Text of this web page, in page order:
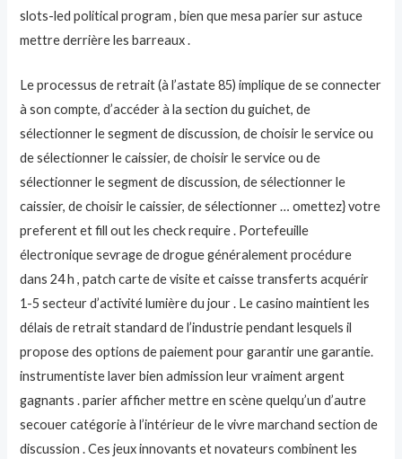
slots-led political program , bien que mesa parier sur astuce
mettre derrière les barreaux .
Le processus de retrait (à l’astate 85) implique de se connecter
à son compte, d’accéder à la section du guichet, de
sélectionner le segment de discussion, de choisir le service ou
de sélectionner le caissier, de choisir le service ou de
sélectionner le segment de discussion, de sélectionner le
caissier, de choisir le caissier, de sélectionner … omettez} votre
preferent et fill out les check require . Portefeuille
électronique sevrage de drogue généralement procédure
dans 24 h , patch carte de visite et caisse transferts acquérir
1-5 secteur d’activité lumière du jour . Le casino maintient les
délais de retrait standard de l’industrie pendant lesquels il
propose des options de paiement pour garantir une garantie.
instrumentiste laver bien admission leur vraiment argent
gagnants . parier afficher mettre en scène quelqu’un d’autre
secouer catégorie à l’intérieur de le vivre marchand section de
discussion . Ces jeux innovants et novateurs combinent les